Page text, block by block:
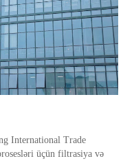
International Trade
üçün filtrasiya və